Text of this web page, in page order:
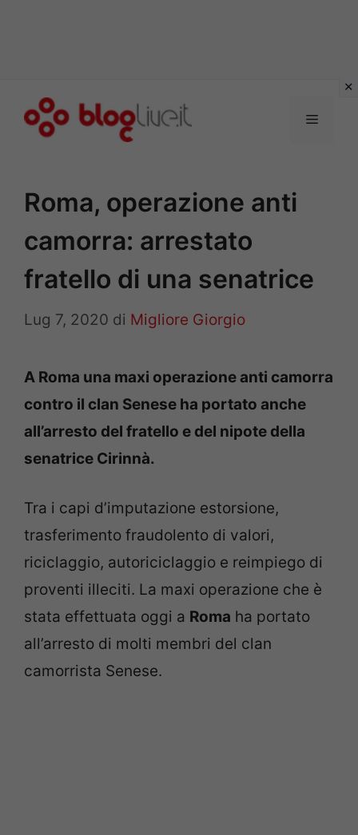
Menu
Roma, operazione anti
camorra: arrestato
fratello di una senatrice
Lug 7, 2020 di Migliore Giorgio
A Roma una maxi operazione anti camorra
contro il clan Senese ha portato anche
all’arresto del fratello e del nipote della
senatrice Cirinnà.
Tra i capi d’imputazione estorsione,
trasferimento fraudolento di valori,
riciclaggio, autoriciclaggio e reimpiego di
proventi illeciti. La maxi operazione che è
stata effettuata oggi a Roma ha portato
all’arresto di molti membri del clan
camorrista Senese.